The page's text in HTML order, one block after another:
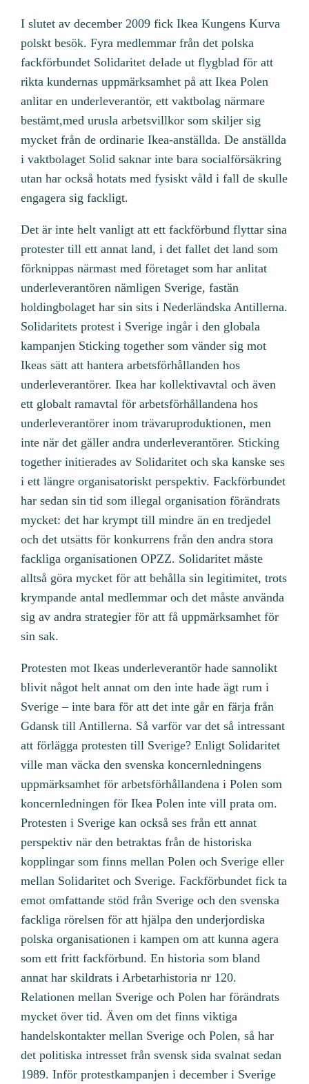
I slutet av december 2009 fick Ikea Kungens Kurva
polskt besök. Fyra medlemmar från det polska
fackförbundet Solidaritet delade ut flygblad för att
rikta kundernas uppmärksamhet på att Ikea Polen
anlitar en underleverantör, ett vaktbolag närmare
bestämt,med urusla arbetsvillkor som skiljer sig
mycket från de ordinarie Ikea-anställda. De anställda
i vaktbolaget Solid saknar inte bara socialförsäkring
utan har också hotats med fysiskt våld i fall de skulle
engagera sig fackligt.
Det är inte helt vanligt att ett fackförbund flyttar sina
protester till ett annat land, i det fallet det land som
förknippas närmast med företaget som har anlitat
underleverantören nämligen Sverige, fastän
holdingbolaget har sin sits i Nederländska Antillerna.
Solidaritets protest i Sverige ingår i den globala
kampanjen Sticking together som vänder sig mot
Ikeas sätt att hantera arbetsförhållanden hos
underleverantörer. Ikea har kollektivavtal och även
ett globalt ramavtal för arbetsförhållandena hos
underleverantörer inom trävaruproduktionen, men
inte när det gäller andra underleverantörer. Sticking
together initierades av Solidaritet och ska kanske ses
i ett längre organisatoriskt perspektiv. Fackförbundet
har sedan sin tid som illegal organisation förändrats
mycket: det har krympt till mindre än en tredjedel
och det utsätts för konkurrens från den andra stora
fackliga organisationen OPZZ. Solidaritet måste
alltså göra mycket för att behålla sin legitimitet, trots
krympande antal medlemmar och det måste använda
sig av andra strategier för att få uppmärksamhet för
sin sak.
Protesten mot Ikeas underleverantör hade sannolikt
blivit något helt annat om den inte hade ägt rum i
Sverige – inte bara för att det inte går en färja från
Gdansk till Antillerna. Så varför var det så intressant
att förlägga protesten till Sverige? Enligt Solidaritet
ville man väcka den svenska koncernledningens
uppmärksamhet för arbetsförhållandena i Polen som
koncernledningen för Ikea Polen inte vill prata om.
Protesten i Sverige kan också ses från ett annat
perspektiv när den betraktas från de historiska
kopplingar som finns mellan Polen och Sverige eller
mellan Solidaritet och Sverige. Fackförbundet fick ta
emot omfattande stöd från Sverige och den svenska
fackliga rörelsen för att hjälpa den underjordiska
polska organisationen i kampen om att kunna agera
som ett fritt fackförbund. En historia som bland
annat har skildrats i Arbetarhistoria nr 120.
Relationen mellan Sverige och Polen har förändrats
mycket över tid. Även om det finns viktiga
handelskontakter mellan Sverige och Polen, så har
det politiska intresset från svensk sida svalnat sedan
1989. Inför protestkampanjen i december i Sverige